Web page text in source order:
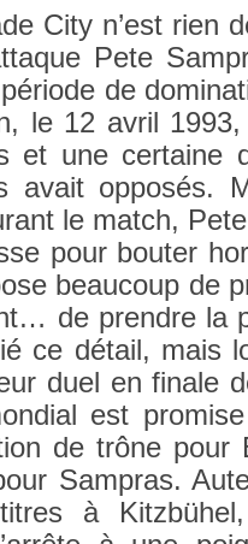
City n’est rien
Pete
de
le 12 avril
et une cer­taine
avait opposés.
le match,
pour bout­er
be­aucoup de
de pre­ndre la
ce détail, mais
duel en fin­ale
est
de trône pour
Sampras.
à